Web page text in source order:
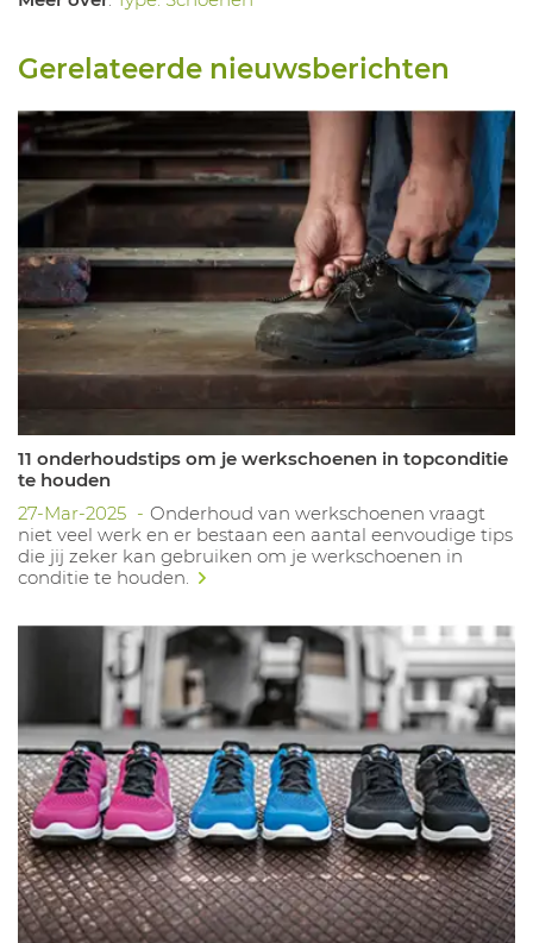
Gerelateerde nieuwsberichten
11 onderhoudstips om je werkschoenen in topconditie
te houden
27-Mar-2025
Onderhoud van werkschoenen vraagt
niet veel werk en er bestaan een aantal eenvoudige tips
die jij zeker kan gebruiken om je werkschoenen in
conditie te houden.